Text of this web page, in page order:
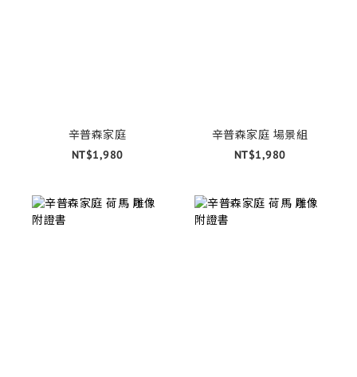
辛普森家庭
NT$1,980
辛普森家庭 場景組
NT$1,980